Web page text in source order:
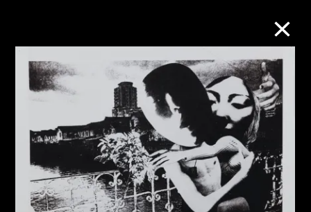
M+藏品
进一步筛选 搜索